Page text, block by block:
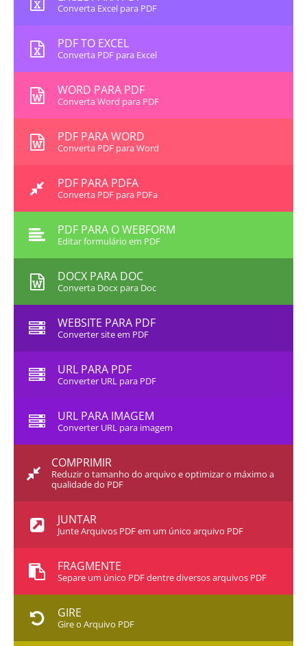
Converta Excel para PDF
PDF TO EXCEL
Converta PDF para Excel
WORD PARA PDF
Converta Word para PDF
PDF PARA WORD
Converta PDF para Word
PDF PARA PDFA
Converta PDF para PDFa
PDF PARA O WEBFORM
Editar formulário em PDF
DOCX PARA DOC
Converta Docx para Doc
WEBSITE PARA PDF
Converter site em PDF
URL PARA PDF
Converter URL para PDF
URL PARA IMAGEM
Converter URL para imagem
COMPRIMIR
Reduzir o tamanho do arquivo e optimizar o máximo a
qualidade do PDF
JUNTAR
Junte Arquivos PDF em um único arquivo PDF
FRAGMENTE
Separe um único PDF dentre diversos arquivos PDF
GIRE
Gire o Arquivo PDF